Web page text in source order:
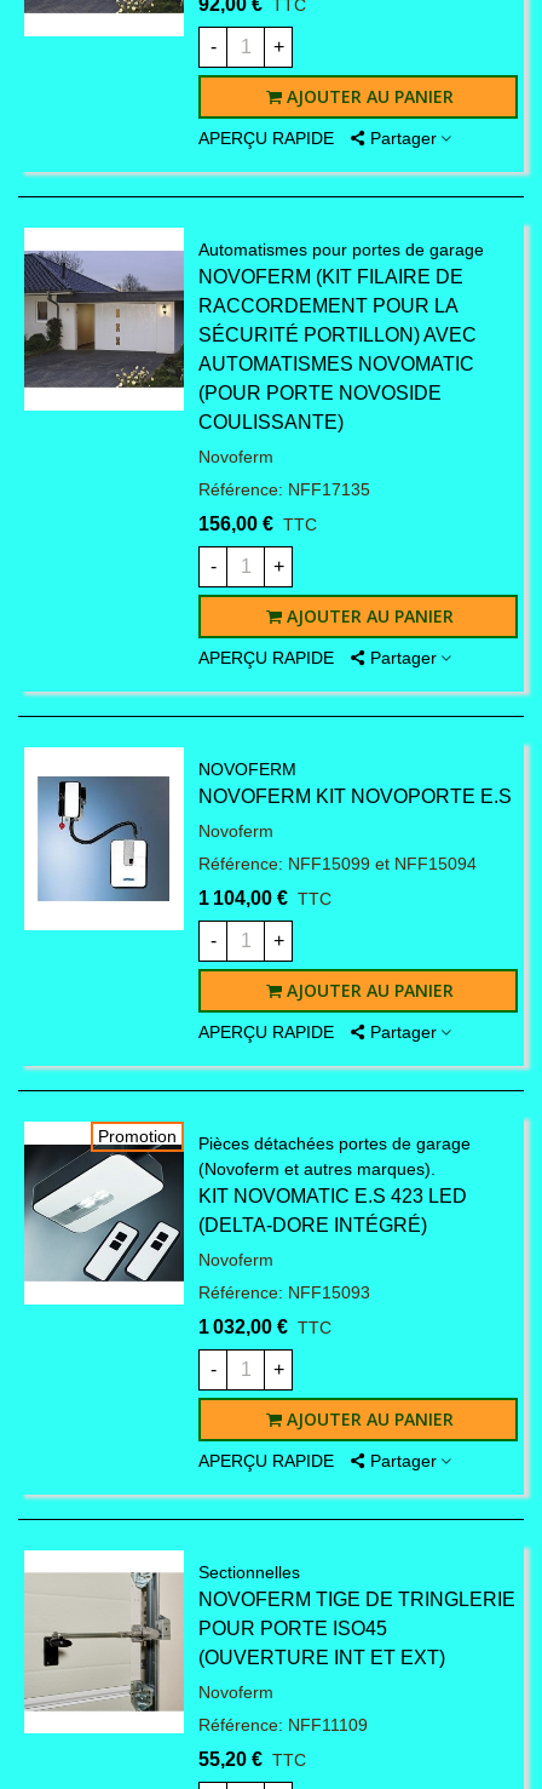
TTC
- +
AJOUTER AU PANIER
APERÇU RAPIDE Partager
Automatismes pour portes de garage
NOVOFERM (KIT FILAIRE DE
RACCORDEMENT POUR LA
SÉCURITÉ PORTILLON) AVEC
AUTOMATISMES NOVOMATIC
(POUR PORTE NOVOSIDE
COULISSANTE)
Novoferm
Référence: NFF17135
156,00 € TTC
- +
AJOUTER AU PANIER
APERÇU RAPIDE Partager
NOVOFERM
NOVOFERM KIT NOVOPORTE E.S
Novoferm
Référence: NFF15099 et NFF15094
1 104,00 € TTC
- +
AJOUTER AU PANIER
APERÇU RAPIDE Partager
Promotion
Pièces détachées portes de garage
(Novoferm et autres marques).
KIT NOVOMATIC E.S 423 LED
(DELTA-DORE INTÉGRÉ)
Novoferm
Référence: NFF15093
1 032,00 € TTC
- +
AJOUTER AU PANIER
APERÇU RAPIDE Partager
Sectionnelles
NOVOFERM TIGE DE TRINGLERIE
POUR PORTE ISO45
(OUVERTURE INT ET EXT)
Novoferm
Référence: NFF11109
55,20 € TTC